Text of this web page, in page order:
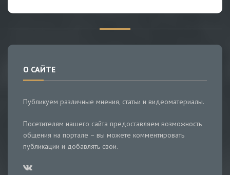
О САЙТЕ
Публикуем различные мнения, статьи и видеоматериалы.
Посетителям нашего сайта предоставляем возможность
общения на портале – вы можете комментировать
публикации и добавлять свои.